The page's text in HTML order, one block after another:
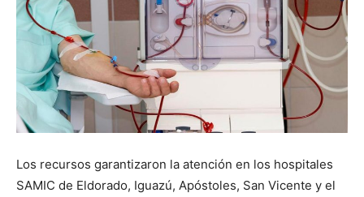
Los recursos garantizaron la atención en los hospitales
SAMIC de Eldorado, Iguazú, Apóstoles, San Vicente y el